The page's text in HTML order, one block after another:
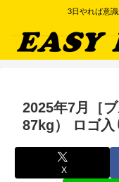
3日やれば意
2025年7月［
87kg） ロゴ入
X